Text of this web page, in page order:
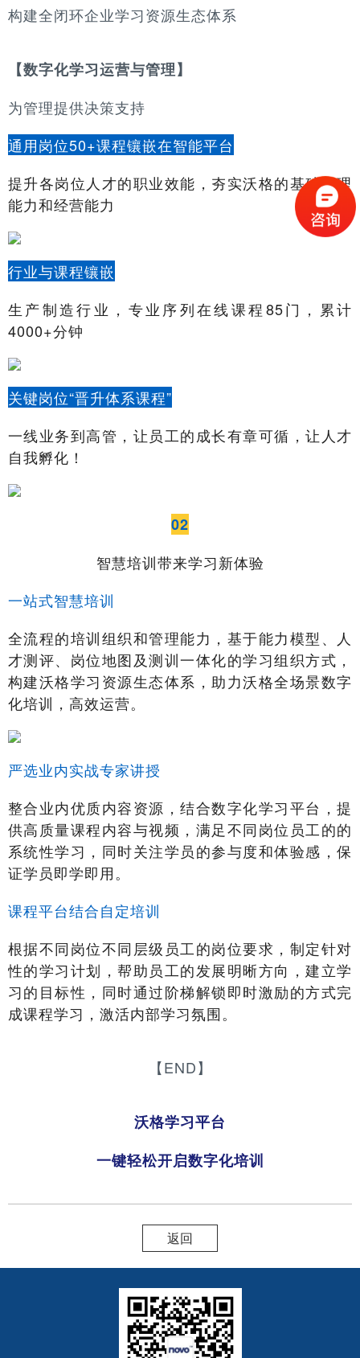
构建全闭环企业学习资源生态体系
【数字化学习运营与管理】
为管理提供决策支持
通用岗位50+课程镶嵌在智能平台
提升各岗位人才的职业效能，夯实沃格的基础管理
能力和经营能力
行业与课程镶嵌
生产制造行业，专业序列在线课程85门，累计
4000+分钟
关键岗位“晋升体系课程”
一线业务到高管，让员工的成长有章可循，让人才
自我孵化！
02
智慧培训带来学习新体验
一站式智慧培训
全流程的培训组织和管理能力，基于能力模型、人
才测评、岗位地图及测训一体化的学习组织方式，
构建沃格学习资源生态体系，助力沃格全场景数字
化培训，高效运营。
严选业内实战专家讲授
整合业内优质内容资源，结合数字化学习平台，提
供高质量课程内容与视频，满足不同岗位员工的的
系统性学习，同时关注学员的参与度和体验感，保
证学员即学即用。
课程平台结合自定培训
根据不同岗位不同层级员工的岗位要求，制定针对
性的学习计划，帮助员工的发展明晰方向，建立学
习的目标性，同时通过阶梯解锁即时激励的方式完
成课程学习，激活内部学习氛围。
【END】
沃格学习平台
一键轻松开启数字化培训
返回